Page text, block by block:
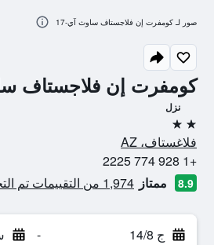
كومفرت إن فلاجستاف
نزل
2 نجمتين
فلاغستاف، AZ
+1 928 774 2225
8.9 ممتاز 1,974 من التقييمات تم التحقق منها
ج 14/8 -
صور لـ كومفرت إن فلاجستاف ساوث آي-17